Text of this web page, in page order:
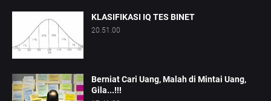
KLASIFIKASI IQ TES BINET
20.51.00
Berniat Cari Uang, Malah di Mintai Uang,
Gila...!!!